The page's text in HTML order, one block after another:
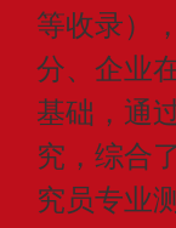
等收录）
分、企业
基础，通
究，综合
究员专业